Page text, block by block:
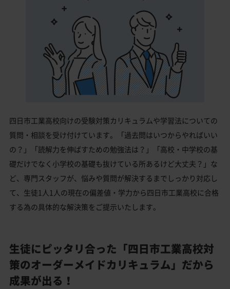
四日市工業高校向けの受験対策カリキュラムや学習法についての
質問・相談を受け付けています。「過去問はいつからやればいい
の？」「読解力を伸ばすための勉強法は？」「高校・中学校の基
礎だけでなく小学校の基礎も抜けている所あるけど大丈夫？」な
ど、専門スタッフが、悩みや質問が解決するまでしっかり対応し
て、生徒1人1人の現在の偏差値・学力から四日市工業高校に合格
する為の具体的な解決策をご提示いたします。
生徒にピッタリ合った「四日市工業高校対
策のオーダーメイドカリキュラム」だから
成果が出る！